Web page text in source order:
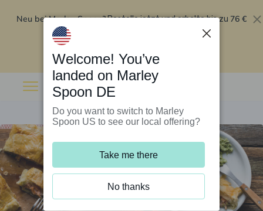
Neu bei Marley Spoon?Bestelle jetzt und erhalte bis zu 76 €
Rabatt auf deine ersten fünf Boxen
Welcome! You’ve
landed on Marley
Spoon DE
Do you want to switch to Marley
Spoon US to see our local offering?
Take me there
No thanks